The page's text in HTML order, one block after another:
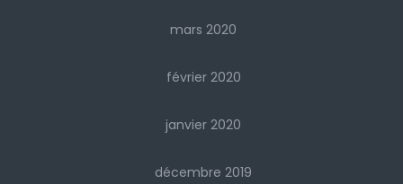
mars 2020
février 2020
janvier 2020
décembre 2019